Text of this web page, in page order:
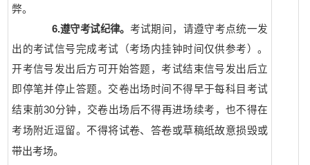
弊。
6.遵守考试纪律。 考试期间，请遵守考点统一发
出的考试信号完成考试（考场内挂钟时间仅供参考）。
开考信号发出后方可开始答题，考试结束信号发出后立
即停笔并停止答题。交卷出场时间不得早于每科目考试
结束前30分钟，交卷出场后不得再进场续考，也不得在
考场附近逗留。不得将试卷、答卷或草稿纸故意损毁或
带出考场。